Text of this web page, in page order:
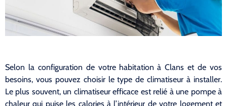
Selon la configuration de votre habitation à Clans et de vos
besoins, vous pouvez choisir le type de climatiseur à installer.
Le plus souvent, un climatiseur efficace est relié à une pompe à
chaleur qui puise les calories à l’intérieur de votre logement et